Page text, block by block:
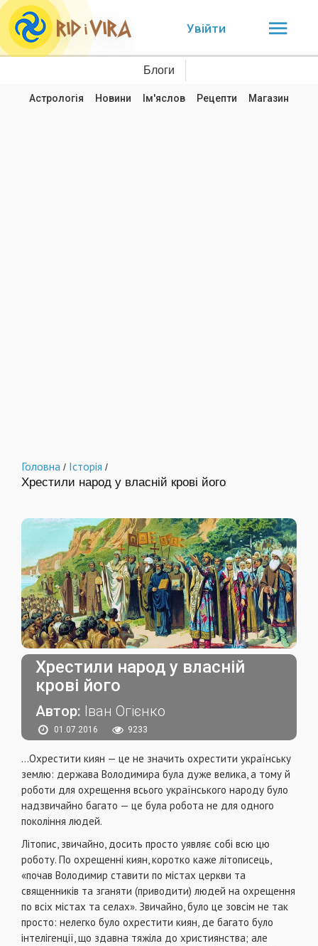
Увійти
Блоги
Астрологія Новини Ім'яслов Рецепти Магазин
Головна / Історія /
Хрестили народ у власній крові його
Хрестили народ у власній
крові його
Автор: Іван Огієнко
01.07.2016 9233
...Охрестити киян — це не значить охрестити українську
землю: держава Володимира була дуже велика, а тому й
роботи для охрещення всього українського народу було
надзвичайно багато — це була робота не для одного
покоління людей.
Літопис, звичайно, досить просто уявляє собі всю цю
роботу. По охрещенні киян, коротко каже літописець,
«почав Володимир ставити по містах церкви та
священників та зганяти (приводити) людей на охрещення
по всіх містах та селах». Звичайно, було це зовсім не так
просто: нелегко було охрестити киян, де багато було
інтелігенції, що здавна тяжіла до християнства; але